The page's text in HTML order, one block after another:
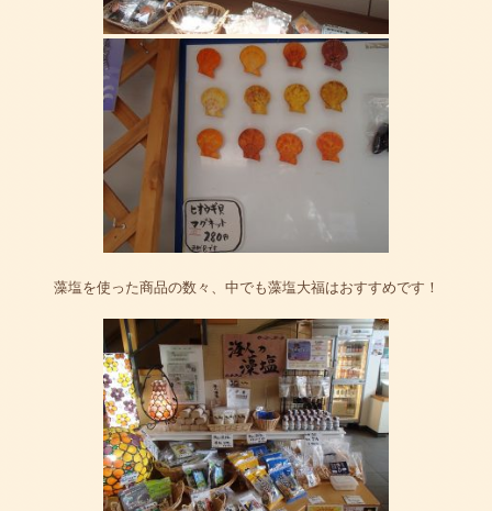
藻塩を使った商品の数々、中でも藻塩大福はおすすめです！